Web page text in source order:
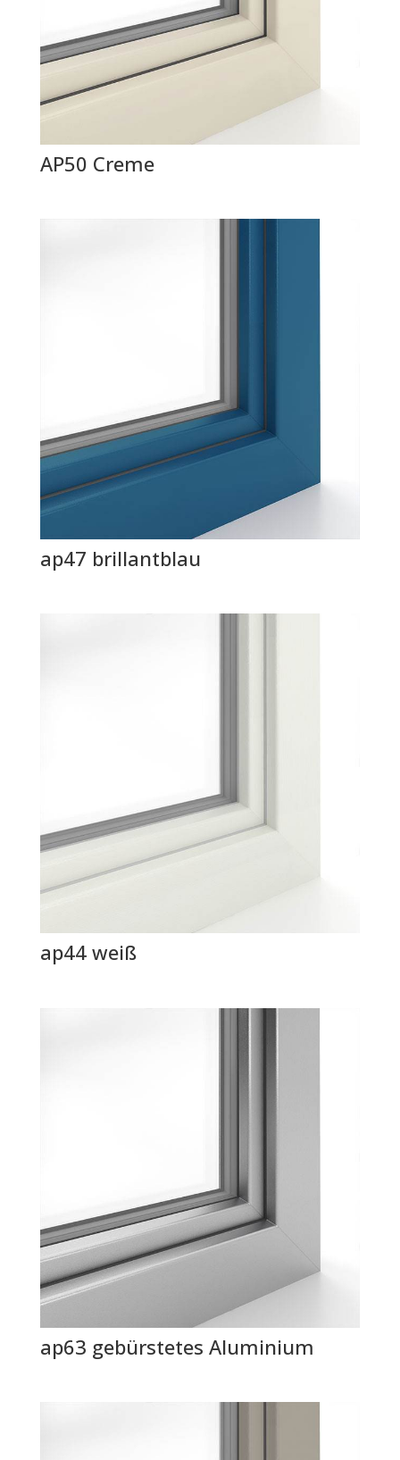
AP50 Creme
ap47 brillantblau
ap44 weiß
ap63 gebürstetes Aluminium